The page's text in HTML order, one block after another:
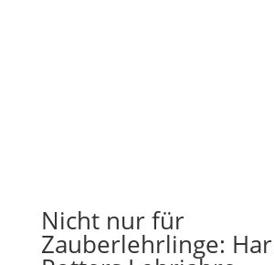
Nicht nur für
Zauberlehrlinge: